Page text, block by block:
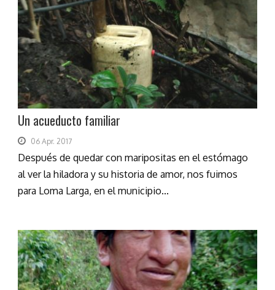
Un acueducto familiar
06 Apr. 2017
Después de quedar con maripositas en el estómago
al ver la hiladora y su historia de amor, nos fuimos
para Loma Larga, en el municipio...